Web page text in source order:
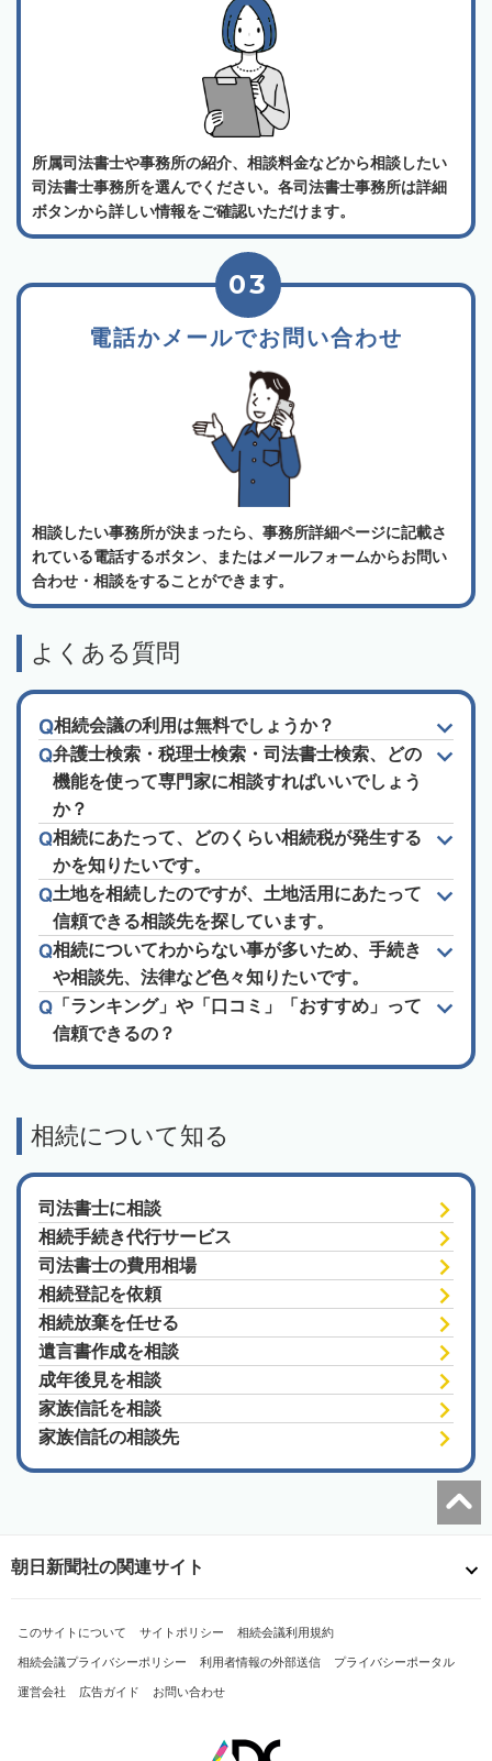
所属司法書士や事務所の紹介、相談料金などから相談したい
司法書士事務所を選んでください。各司法書士事務所は詳細
ボタンから詳しい情報をご確認いただけます。
電話かメールでお問い合わせ
03
相談したい事務所が決まったら、事務所詳細ページに記載さ
れている電話するボタン、またはメールフォームからお問い
合わせ・相談をすることができます。
よくある質問
相続会議の利用は無料でしょうか？
弁護士検索・税理士検索・司法書士検索、どの
機能を使って専門家に相談すればいいでしょう
か？
相続にあたって、どのくらい相続税が発生する
かを知りたいです。
土地を相続したのですが、土地活用にあたって
信頼できる相談先を探しています。
相続についてわからない事が多いため、手続き
や相談先、法律など色々知りたいです。
「ランキング」や「口コミ」「おすすめ」って
信頼できるの？
相続について知る
司法書士に相談
相続手続き代行サービス
司法書士の費用相場
相続登記を依頼
相続放棄を任せる
遺言書作成を相談
成年後見を相談
家族信託を相談
家族信託の相談先
朝日新聞社の関連サイト
このサイトについて サイトポリシー 相続会議利用規約
相続会議プライバシーポリシー 利用者情報の外部送信 プライバシーポータル
運営会社 広告ガイド お問い合わせ